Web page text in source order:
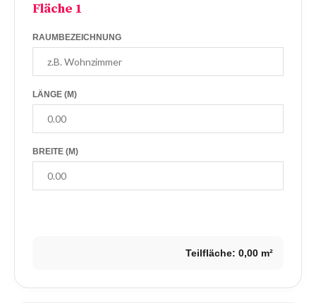
Fläche 1
RAUMBEZEICHNUNG
LÄNGE (M)
BREITE (M)
Teilfläche: 0,00 m²